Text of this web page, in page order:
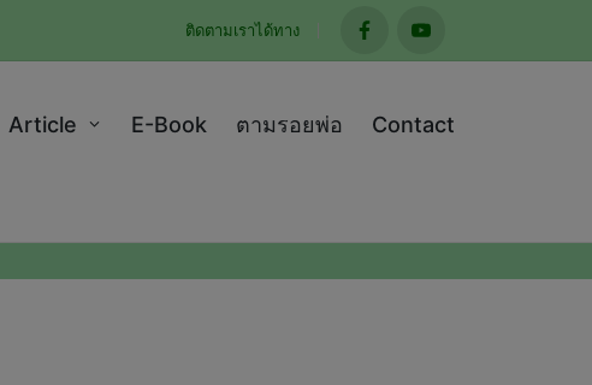
ติดตามเราได้ทาง
facebookyoutube
Article E-Book ตามรอยพ่อ Contact